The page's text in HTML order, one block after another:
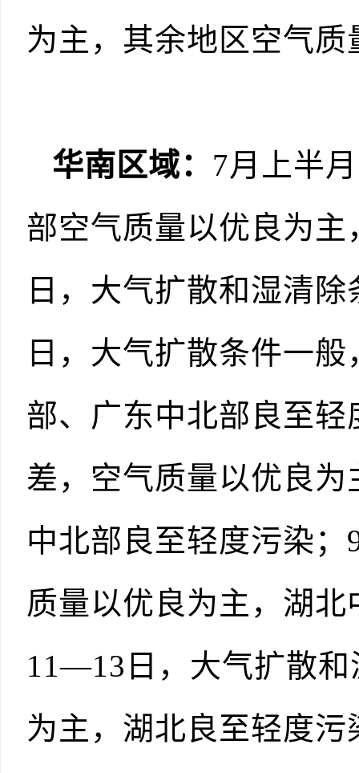
为主，其余地区空气
华南区域： 7月上半
部空气质量以优良为
日，大气扩散和湿清
日，大气扩散条件一
部、广东中北部良至
差，空气质量以优良
中北部良至轻度污染
质量以优良为主，湖
11—13日，大气扩散
为主，湖北良至轻度